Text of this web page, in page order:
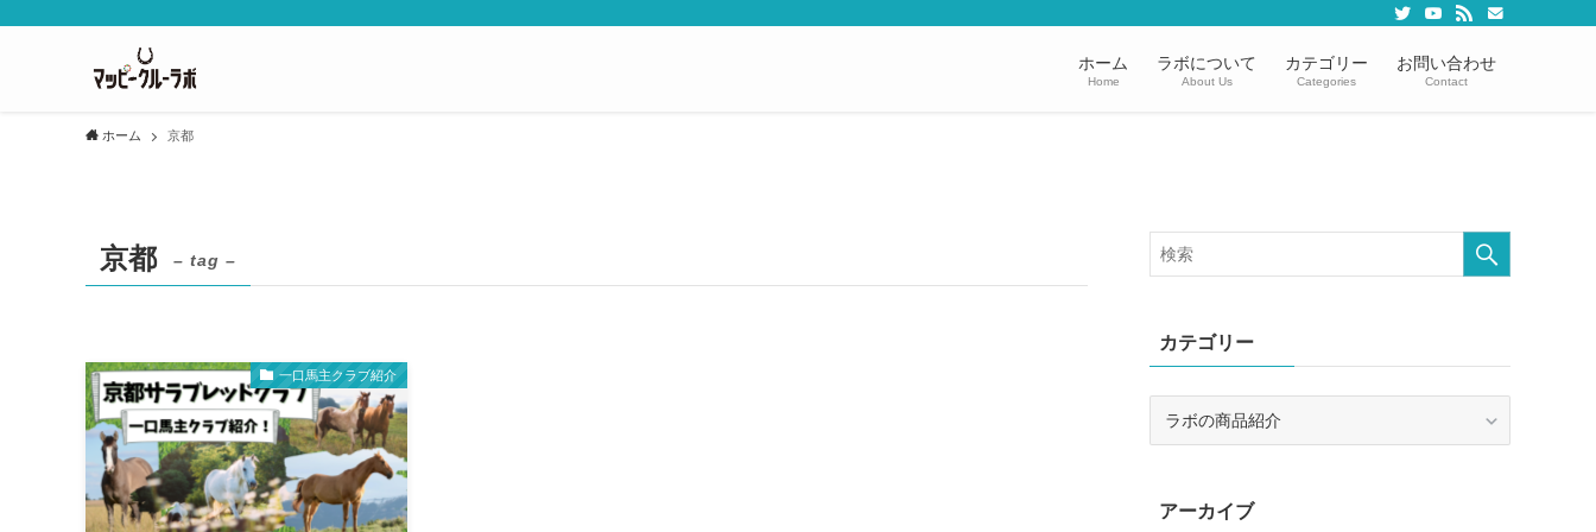
ホーム
Home
ラボについて
About Us
カテゴリー
Categories
お問い合わせ
Contact
ホーム 京都
京都 – tag –
一口馬主クラブ紹介
カテゴリー
ーアーカイブ